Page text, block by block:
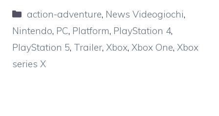
Categorie
action-adventure, News Videogiochi,
Nintendo, PC, Platform, PlayStation 4,
PlayStation 5, Trailer, Xbox, Xbox One, Xbox
series X